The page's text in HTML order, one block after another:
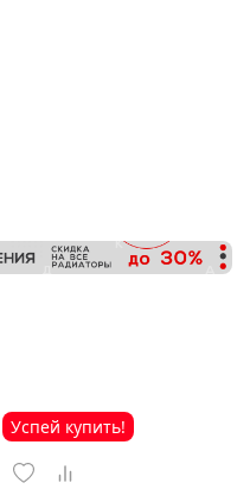
Успей купить!